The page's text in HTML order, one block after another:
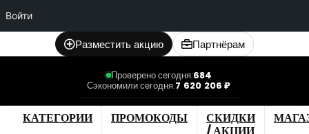
Войти
Разместить акцию Партнёрам
Проверено сегодня:684
Сэкономили сегодня:7 620 206 ₽
КАТЕГОРИИ ПРОМОКОДЫ
СКИДКИ